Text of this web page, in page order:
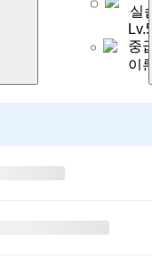
실습
Lv.5
중급
이론